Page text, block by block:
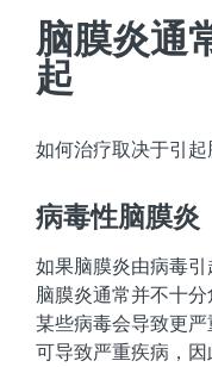
脑膜炎通
起
如何治疗取决于引起
病毒性脑膜炎
如果脑膜炎由病毒
脑膜炎通常并不十分
某些病毒会导致更
可导致严重疾病，因